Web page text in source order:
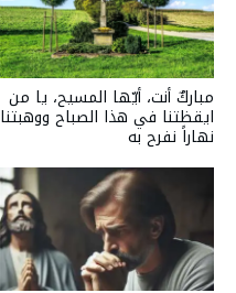
مباركٌ أنت، أيّها المسيح، يا من
ايقظتنا في هذا الصباح ووهبتنا
نهاراً نفرح به